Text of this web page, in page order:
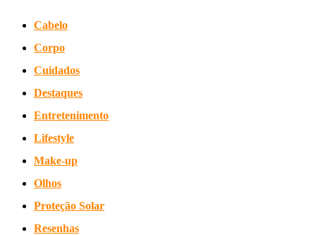
Cabelo
Corpo
Cuidados
Destaques
Entretenimento
Lifestyle
Make-up
Olhos
Proteção Solar
Resenhas